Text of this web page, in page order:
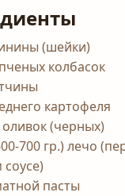
(шейки)
колбасок
картофеля
(черных)
700 гр.) лечо
пасты